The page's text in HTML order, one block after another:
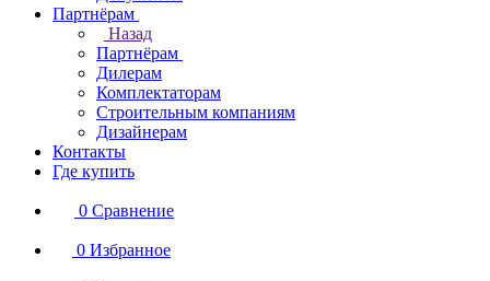
Партнёрам
Назад
Партнёрам
Дилерам
Комплектаторам
Строительным компаниям
Дизайнерам
Контакты
Где купить
0 Сравнение
0 Избранное